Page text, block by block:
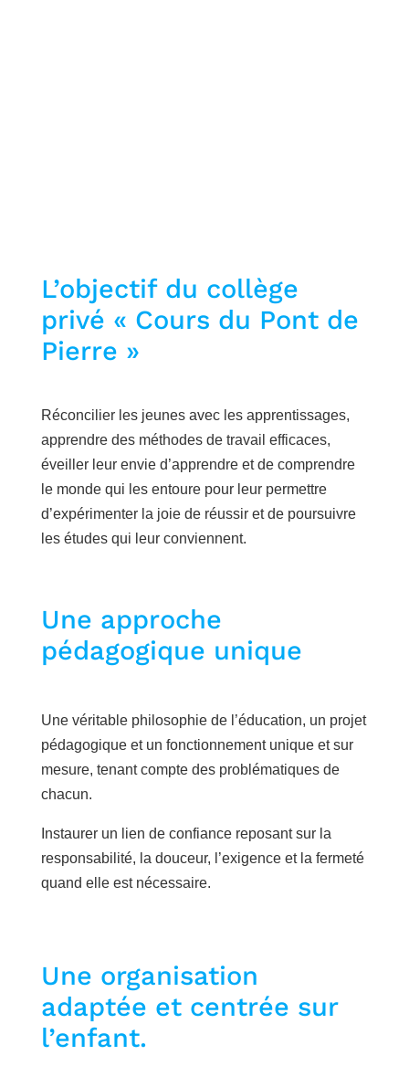
L’objectif du collège
privé « Cours du Pont de
Pierre »
Réconcilier les jeunes avec les apprentissages,
apprendre des méthodes de travail efficaces,
éveiller leur envie d’apprendre et de comprendre
le monde qui les entoure pour leur permettre
d’expérimenter la joie de réussir et de poursuivre
les études qui leur conviennent.
Une approche
pédagogique unique
Une véritable philosophie de l’éducation, un projet
pédagogique et un fonctionnement uniqueet sur
mesure, tenant compte des problématiques de
chacun.
Instaurer un lien de confiance reposant sur la
responsabilité, la douceur, l’exigence et la fermeté
quand elle est nécessaire.
Une organisation
adaptée et centrée sur
l’enfant.